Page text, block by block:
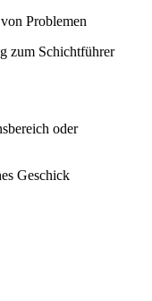
Problemen
zum Schichtführer
oder
Geschick